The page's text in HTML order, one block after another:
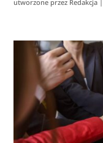
utworzone przez Redakcja |